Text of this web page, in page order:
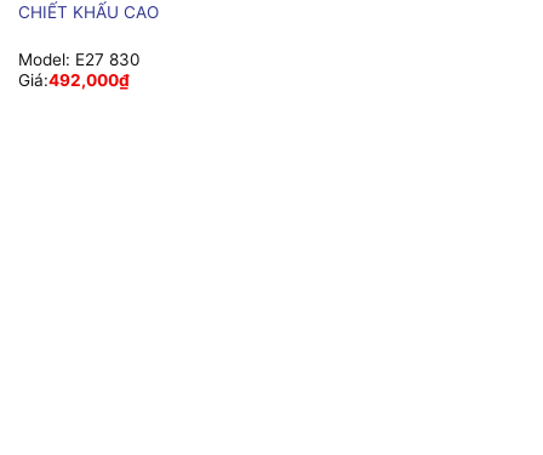
CHIẾT KHẤU CAO
Model: E27 830
Giá:492,000₫